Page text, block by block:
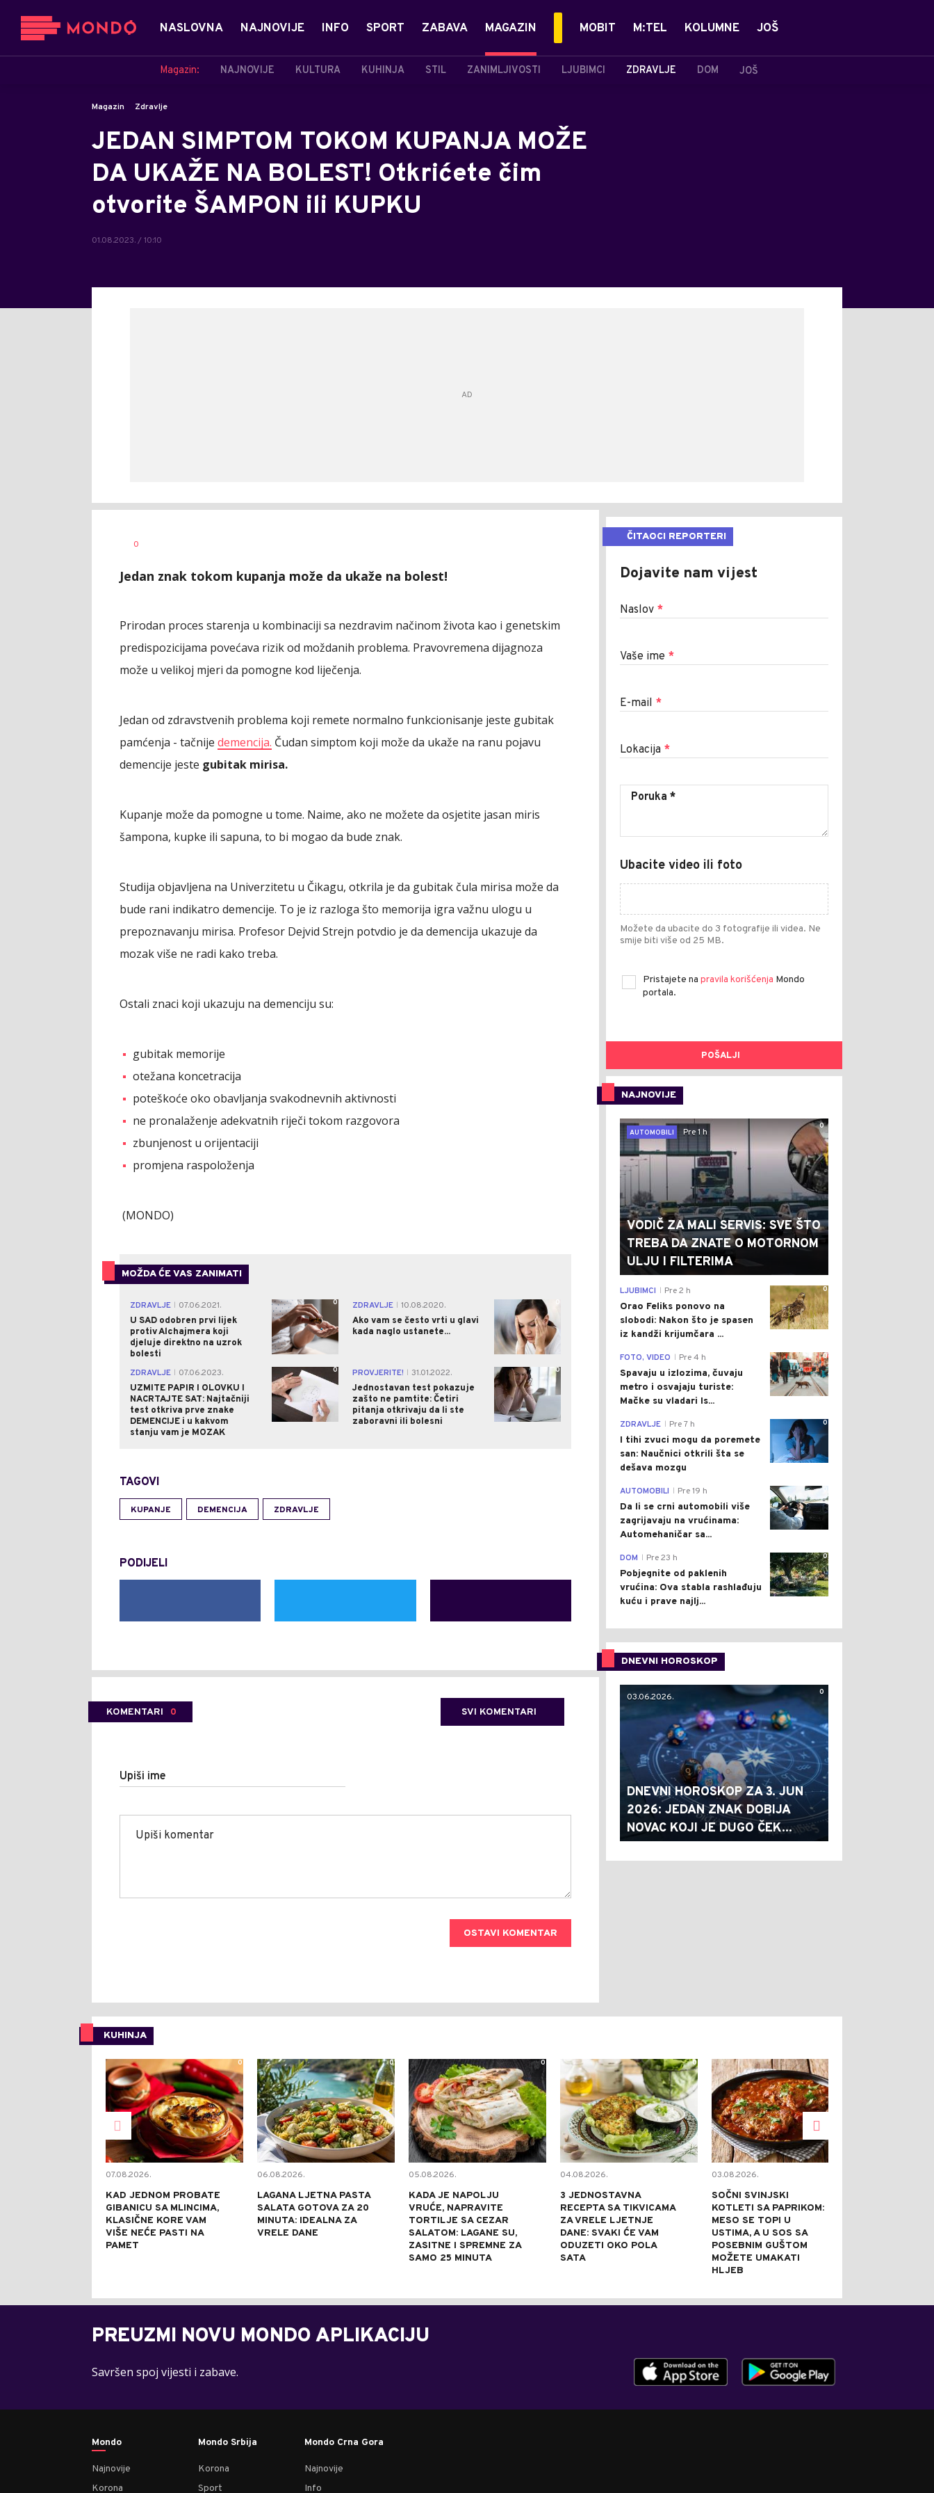
NASLOVNA NAJNOVIJE INFO SPORT ZABAVA MAGAZIN
Magazin: NAJNOVIJE KULTURA KUHINJA STIL ZANIMLJIVOSTI LJUBIMCI ZDRAVLJE DOM JOŠ
MOBIT M:TEL KOLUMNE JOŠ
Magazin Zdravlje
JEDAN SIMPTOM TOKOM KUPANJA MOŽE
DA UKAŽE NA BOLEST! Otkrićete čim
otvorite ŠAMPON ili KUPKU
01.08.2023. / 10:10
AUTOR
0
Jedan znak tokom kupanja može da ukaže na bolest!
Prirodan proces starenja u kombinaciji sa nezdravim načinom života kao i genetskim
predispozicijama povećava rizik od moždanih problema. Pravovremena dijagnoza
može u velikoj mjeri da pomogne kod liječenja.
Jedan od zdravstvenih problema koji remete normalno funkcionisanje jeste gubitak
pamćenja - tačnije demencija. Čudan simptom koji može da ukaže na ranu pojavu
demencije jeste gubitak mirisa.
Kupanje može da pomogne u tome. Naime, ako ne možete da osjetite jasan miris
šampona, kupke ili sapuna, to bi mogao da bude znak.
Studija objavljena na Univerzitetu u Čikagu, otkrila je da gubitak čula mirisa može da
bude rani indikatro demencije. To je iz razloga što memorija igra važnu ulogu u
prepoznavanju mirisa. Profesor Dejvid Strejn potvdio je da demencija ukazuje da
mozak više ne radi kako treba.
Ostali znaci koji ukazuju na demenciju su:
gubitak memorije
otežana koncetracija
poteškoće oko obavljanja svakodnevnih aktivnosti
ne pronalaženje adekvatnih riječi tokom razgovora
zbunjenost u orijentaciji
promjena raspoloženja
(MONDO)
MOŽDA ĆE VAS ZANIMATI
ZDRAVLJE
07.06.2021.
U SAD odobren prvi lijek
protiv Alchajmera koji
djeluje direktno na uzrok
bolesti
0 ZDRAVLJE
10.08.2020.
Ako vam se često vrti u glavi
kada naglo ustanete...
0
ZDRAVLJE
07.06.2023.
UZMITE PAPIR I OLOVKU I
NACRTAJTE SAT: Najtačniji
test otkriva prve znake
DEMENCIJE i u kakvom
stanju vam je MOZAK
0 PROVJERITE!
31.01.2022.
Jednostavan test pokazuje
zašto ne pamtite: Četiri
pitanja otkrivaju da li ste
zaboravni ili bolesni
0
TAGOVI
KUPANJE DEMENCIJA ZDRAVLJE
PODIJELI
KOMENTARI 0 SVI KOMENTARI
Upiši ime
OSTAVI KOMENTAR
ČITAOCI REPORTERI
Dojavite nam vijest
Naslov *
Vaše ime *
E-mail *
Lokacija *
Ubacite video ili foto
Možete da ubacite do 3 fotografije ili videa. Ne
smije biti više od 25 MB.
Pristajete na pravila korišćenja Mondo
portala.
POŠALJI
NAJNOVIJE
0
AUTOMOBILI
Pre 1 h
VODIČ ZA MALI SERVIS: SVE ŠTO
TREBA DA ZNATE O MOTORNOM
ULJU I FILTERIMA
0
LJUBIMCI Pre 2 h
Orao Feliks ponovo na
slobodi: Nakon što je spasen
iz kandži krijumčara ...
0
FOTO, VIDEO Pre 4 h
Spavaju u izlozima, čuvaju
metro i osvajaju turiste:
Mačke su vladari Is...
0
ZDRAVLJE Pre 7 h
I tihi zvuci mogu da poremete
san: Naučnici otkrili šta se
dešava mozgu
0
AUTOMOBILI Pre 19 h
Da li se crni automobili više
zagrijavaju na vrućinama:
Automehaničar sa...
0
DOM Pre 23 h
Pobjegnite od paklenih
vrućina: Ova stabla rashlađuju
kuću i prave najlj...
DNEVNI HOROSKOP
0
03.06.2026.
DNEVNI HOROSKOP ZA 3. JUN
2026: JEDAN ZNAK DOBIJA
NOVAC KOJI JE DUGO ČEK...
KUHINJA
0
07.08.2026.
KAD JEDNOM PROBATE
GIBANICU SA MLINCIMA,
KLASIČNE KORE VAM
VIŠE NEĆE PASTI NA
PAMET
0
06.08.2026.
LAGANA LJETNA PASTA
SALATA GOTOVA ZA 20
MINUTA: IDEALNA ZA
VRELE DANE
0
05.08.2026.
KADA JE NAPOLJU
VRUĆE, NAPRAVITE
TORTILJE SA CEZAR
SALATOM: LAGANE SU,
ZASITNE I SPREMNE ZA
SAMO 25 MINUTA
0
04.08.2026.
3 JEDNOSTAVNA
RECEPTA SA TIKVICAMA
ZA VRELE LJETNJE
DANE: SVAKI ĆE VAM
ODUZETI OKO POLA
SATA
03.08.2026.
SOČNI SVINJSKI
KOTLETI SA PAPRIKOM:
MESO SE TOPI U
USTIMA, A U SOS SA
POSEBNIM GUŠTOM
MOŽETE UMAKATI
HLJEB
PREUZMI NOVU MONDO APLIKACIJU
Savršen spoj vijesti i zabave.
Mondo
Najnovije
Korona
Mondo Srbija
Korona
Sport
Mondo Crna Gora
Najnovije
Info